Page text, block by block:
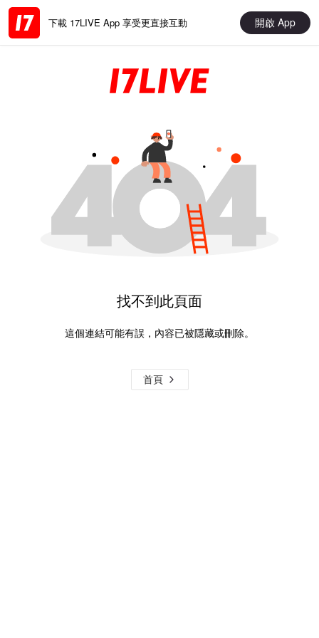
下載 17LIVE App 享受更直接互動 開啟 App
找不到此頁面
這個連結可能有誤，內容已被隱藏或刪除。
首頁